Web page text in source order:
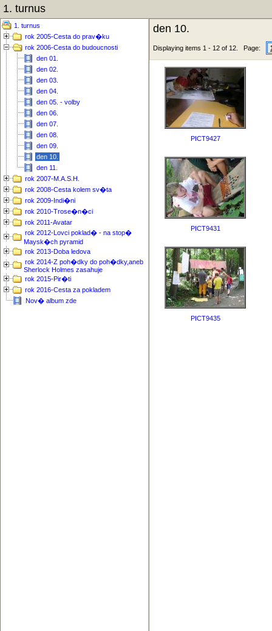
1. turnus
1. turnus
rok 2005-Cesta do prav�ku
rok 2006-Cesta do budoucnosti
den 01.
den 02.
den 03.
den 04.
den 05. - volby
den 06.
den 07.
den 08.
den 09.
den 10.
den 11.
rok 2007-M.A.S.H.
rok 2008-Cesta kolem sv�ta
rok 2009-Indi�ni
rok 2010-Trose�n�ci
rok 2011-Avatar
rok 2012-Lovci poklad� - na stop�
Maysk�ch pyramid
rok 2013-Doba ledova
rok 2014-Z poh�dky do poh�dky,aneb
Sherlock Holmes zasahuje
rok 2015-Pir�ti
rok 2016-Cesta za pokladem
Nov� album zde
den 10.
Displaying items 1 - 12 of 12. Page:
PICT9427
PICT9431
PICT9435